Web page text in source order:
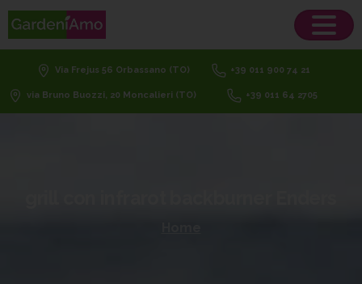
Via Frejus 56 Orbassano (TO) +39 011 900 74 21
via Bruno Buozzi, 20 Moncalieri (TO) +39 011 64 2705